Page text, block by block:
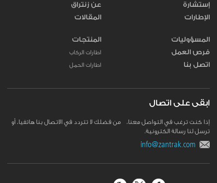
إستشارة
الإطارات
عن زنتراق
المقالات
المسؤوليات
فرص العمل
اتصل بنا
المنتجات
اطارات الركاب
اطارات الحمل
ابقى على اتصال
إذا كنت ترغب في التواصل معنا، من فضلك لا تتردد في الاتصال بنا هاتفيا، أو
ترسل لنا رسالة الكترونية.